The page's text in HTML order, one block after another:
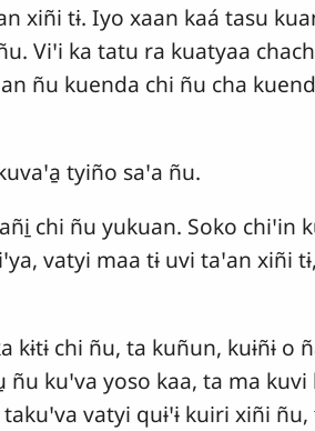
xiñi tɨ. Iyo xaan kaá tasu
Viꞌi ka tatu ra kuatyaa
ñu kuenda chi ñu cha
tyiño saꞌa ñu.
chi ñu yukuan. Soko chiꞌin
vatyi maa tɨ uvi taꞌan xiñi
kɨtɨ chi ñu, ta kuñun, kuɨñɨ o
ñu kuꞌva yoso kaa, ta ma
vatyi quɨꞌɨ kuiri xiñi